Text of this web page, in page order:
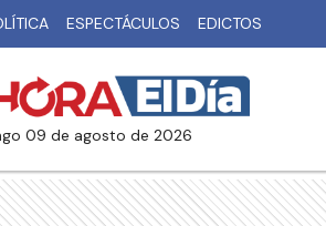
ESPECTÁCULOS EDICTOS
09 de agosto de 2026